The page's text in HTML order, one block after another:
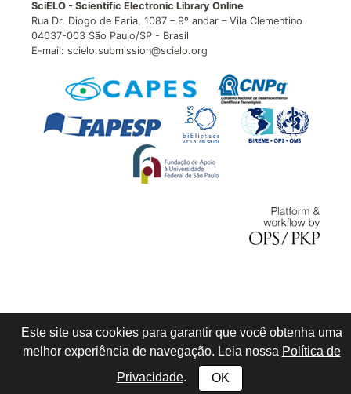
SciELO - Scientific Electronic Library Online
Rua Dr. Diogo de Faria, 1087 – 9º andar – Vila Clementino
04037-003 São Paulo/SP - Brasil
E-mail: scielo.submission@scielo.org
Este site usa cookies para garantir que você obtenha uma
melhor experiência de navegação. Leia nossa Política de
Privacidade. OK